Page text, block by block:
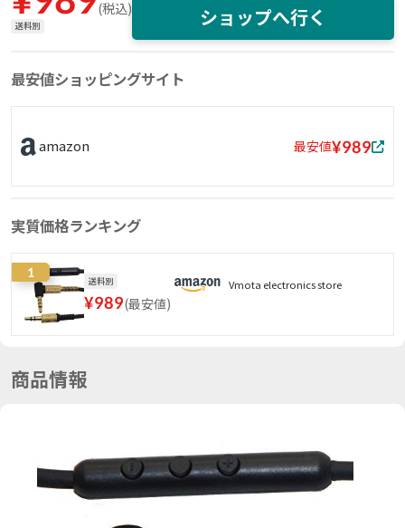
(税込)
送料別 ショップへ行く
最安値ショッピングサイト
amazon 最安値¥989
実質価格ランキング
1
送料別
¥989(最安値)
Vmota electronics store
商品情報